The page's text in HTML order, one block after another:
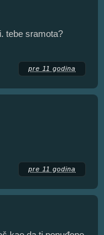
tebe sramota?
pre 11 godina
pre 11 godina